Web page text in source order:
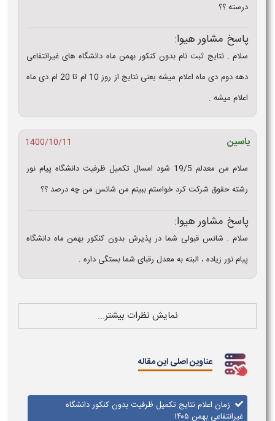
درسته ؟؟
پاسخ مشاور هیوا:
سلام . نتایج ثبت نام بدون کنکور بهمن ماه دانشگاه های غیرانتفاعی
دهه دوم دی ماه اعلام میشه یعنی نتایج از روز 10 ام تا 20 ام دی ماه
اعلام میشه .
یاسین
1400/10/11
سلام من معدلم 19/5 شود امسال تکمیل ظرفیت دانشگاه پیام نور
رشته حقوق شرکت کرد خواستم ببینم من شانس من چه درصد ؟؟
پاسخ مشاور هیوا:
سلام . شانس قبولی شما در پذیرش بدون کنکور بهمن ماه دانشگاه
پیام نور زیاده ، البته به معدل رقبای شما بستگی داره .
نمایش نظرات بیشتر...
عناوین اصلی این مقاله
زمان اعلام نتایج تکمیل ظرفیت بدون کنکور دانشگاه
غیرانتفاعی بهمن ۱۴۰۵